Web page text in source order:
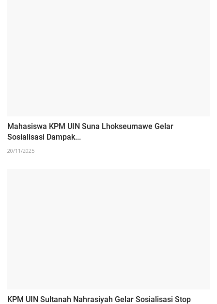
‎Mahasiswa KPM UIN Suna Lhokseumawe Gelar
Sosialisasi Dampak...
20/11/2025
KPM UIN Sultanah Nahrasiyah Gelar Sosialisasi Stop